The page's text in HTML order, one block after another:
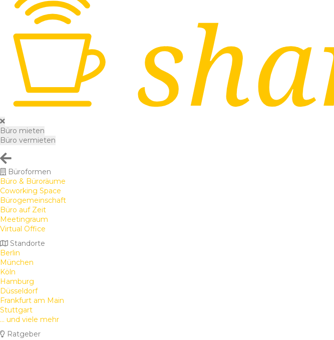
Büro mieten
Büro vermieten
Büroformen
Büro & Büroräume
Coworking Space
Bürogemeinschaft
Büro auf Zeit
Meetingraum
Virtual Office
Standorte
Berlin
München
Köln
Hamburg
Düsseldorf
Frankfurt am Main
Stuttgart
... und viele mehr
Ratgeber